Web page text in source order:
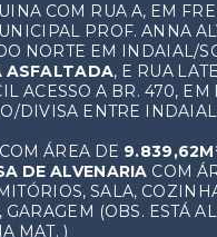
COM RUA A, EM
PROF. ANNA
NORTE EM INDAIAL/
ASFALTADA, E RUA
ACESSO A BR. 470, EM
DIVISA ENTRE
ÁREA DE
DE ALVENARIA COM
SALA,
(OBS. ESTÁ
MAT. )